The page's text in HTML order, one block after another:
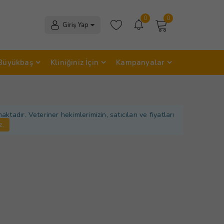
0
0
Giriş Yap
Kliniğiniz İçin Kampanyalar
Veteriner hekimlerimizin, satıcıları ve fiyatları